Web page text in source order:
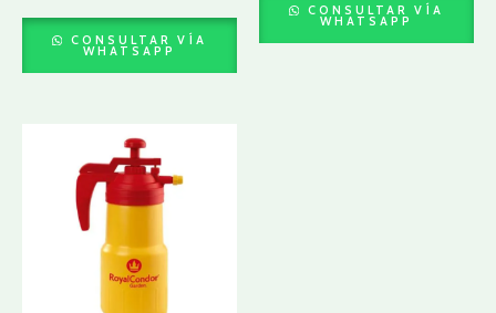
CONSULTAR VÍA
WHATSAPP
CONSULTAR VÍA
WHATSAPP